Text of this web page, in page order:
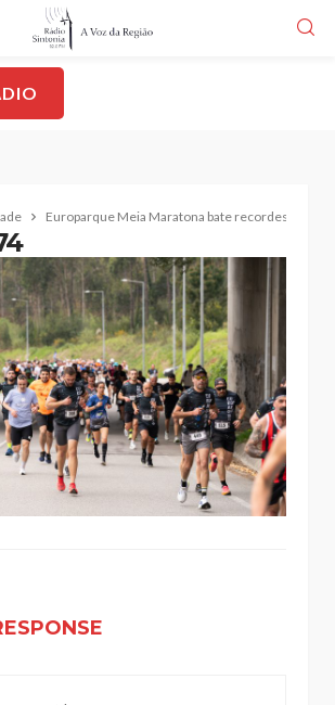
Europarque Meia Maratona bate recordes e